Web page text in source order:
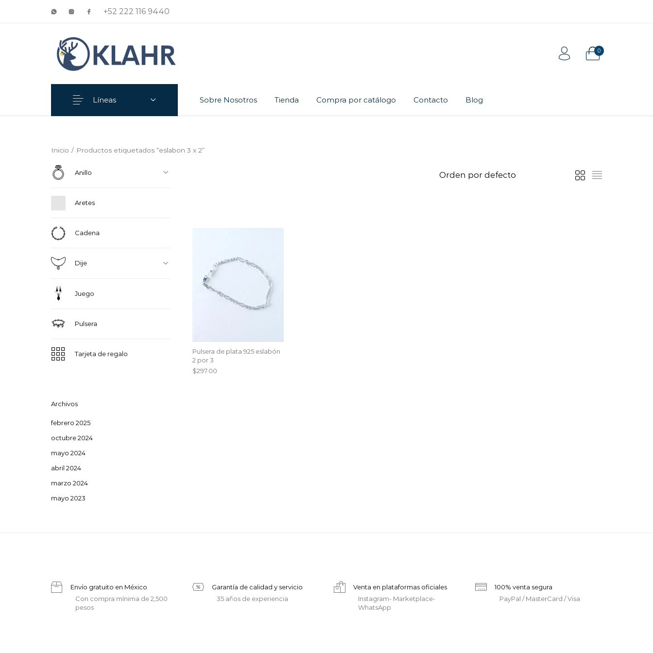
+52 222 116 9440
0
Sobre Nosotros Tienda Compra por catálogo Contacto Blog
Líneas
Inicio / Productos etiquetados “eslabon 3 x 2”
Anillo
Aretes
Cadena
Dije
Juego
Pulsera
Tarjeta de regalo
Archivos
febrero 2025
octubre 2024
mayo 2024
abril 2024
marzo 2024
mayo 2023
Pulsera de plata 925 eslabón
2 por 3
$297.00
Envío gratuito en México
Con compra mínima de 2,500
pesos
Garantía de calidad y servicio
35 años de experiencia
Venta en plataformas oficiales
Instagram- Marketplace-
WhatsApp
100% venta segura
PayPal / MasterCard / Visa